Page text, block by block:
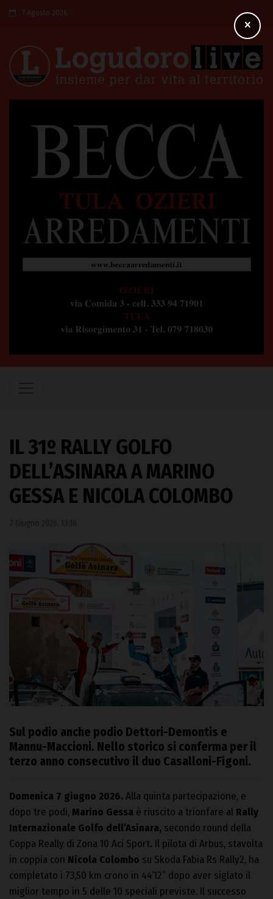
7 Agosto 2026
IL 31º RALLY GOLFO
DELL’ASINARA A MARINO
GESSA E NICOLA COLOMBO
Sul podio anche podio Dettori-Demontis e
Mannu-Maccioni. Nello storico si conferma per il
terzo anno consecutivo il duo Casalloni-Figoni.
Domenica 7 giugno 2026.Alla quinta partecipazione, e
dopo tre podi, Marino Gessa è riuscito a trionfare al Rally
Internazionale Golfo dell’Asinara, secondo round della
Coppa Really di Zona 10 Aci Sport. Il pilota di Arbus, stavolta
in coppia con Nicola Colombo su Skoda Fabia Rs Rally2, ha
completato i 73,50 km crono in 44’12” dopo aver siglato il
miglior tempo in 5 delle 10 speciali previste. Il successo
×